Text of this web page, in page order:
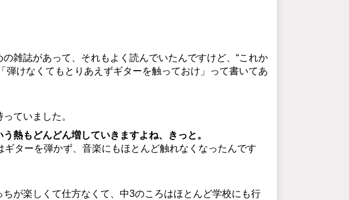
雑誌があって、それもよく読んでいたんですけど、“これか
けなくてもとりあえずギターを触っておけ」って書いてあ
ていました。
熱もどんどん増していきますよね、きっと。
ターを弾かず、音楽にもほとんど触れなくなったんです
が楽しくて仕方なくて、中3のころはほとんど学校にも行